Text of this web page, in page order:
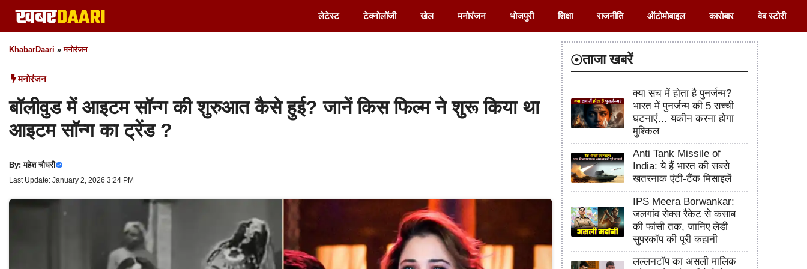
Skip
to
content
लेटेस्ट टेक्नोलॉजी खेल मनोरंजन भोजपुरी शिक्षा राजनीति ऑटोमोबाइल कारोबार वेब स्टोरी
KhabarDaari »मनोरंजन
मनोरंजन
बॉलीवुड में आइटम सॉन्ग की शुरुआत कैसे हुई? जानें किस फिल्म ने शुरू किया था
आइटम सॉन्ग का ट्रेंड ?
By:महेश चौधरी
Last Update: January 2, 2026 3:24 PM
ताजा खबरें
क्या सच में होता है पुनर्जन्म?
भारत में पुनर्जन्म की 5 सच्ची
घटनाएं… यकीन करना होगा
मुश्किल
Anti Tank Missile of
India: ये हैं भारत की सबसे
खतरनाक एंटी-टैंक मिसाइलें
IPS Meera Borwankar:
जलगांव सेक्स रैकेट से कसाब
की फांसी तक, जानिए लेडी
सुपरकॉप की पूरी कहानी
लल्लनटॉप का असली मालिक